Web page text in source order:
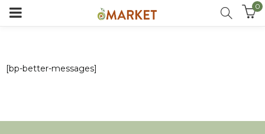
0
[bp-better-messages]